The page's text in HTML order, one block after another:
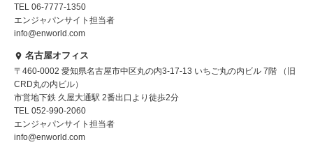
TEL 06-7777-1350
エンジャパンサイト担当者
info@enworld.com
名古屋オフィス
〒460-0002 愛知県名古屋市中区丸の内3-17-13 いちご丸の内ビル 7階 （旧
CRD丸の内ビル）
市営地下鉄 久屋大通駅 2番出口より徒歩2分
TEL 052-990-2060
エンジャパンサイト担当者
info@enworld.com